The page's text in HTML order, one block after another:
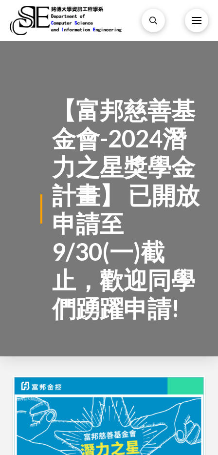
【富邦慈善基
金會-2024潛
力之星獎學金
計畫】 已開放
申請至
9/30(一)截
止，歡迎同學
們踴躍申請!